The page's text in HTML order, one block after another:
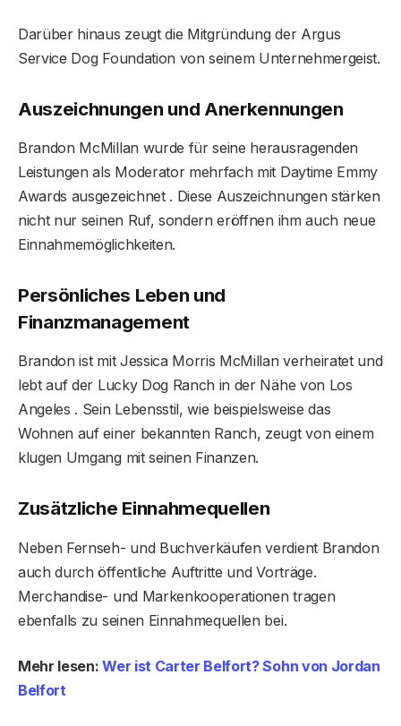
Darüber hinaus zeugt die Mitgründung der Argus
Service Dog Foundation von seinem Unternehmergeist.
Auszeichnungen und Anerkennungen
Brandon McMillan wurde für seine herausragenden
Leistungen als Moderator mehrfach mit Daytime Emmy
Awards ausgezeichnet . Diese Auszeichnungen stärken
nicht nur seinen Ruf, sondern eröffnen ihm auch neue
Einnahmemöglichkeiten.
Persönliches Leben und
Finanzmanagement
Brandon ist mit Jessica Morris McMillan verheiratet und
lebt auf der Lucky Dog Ranch in der Nähe von Los
Angeles . Sein Lebensstil, wie beispielsweise das
Wohnen auf einer bekannten Ranch, zeugt von einem
klugen Umgang mit seinen Finanzen.
Zusätzliche Einnahmequellen
Neben Fernseh- und Buchverkäufen verdient Brandon
auch durch öffentliche Auftritte und Vorträge.
Merchandise- und Markenkooperationen tragen
ebenfalls zu seinen Einnahmequellen bei.
Mehr lesen:Wer ist Carter Belfort? Sohn von Jordan
Belfort